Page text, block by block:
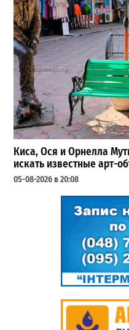
Киса, Ося и Орнелла
искать известные арт-
05-08-2026 в 20:08